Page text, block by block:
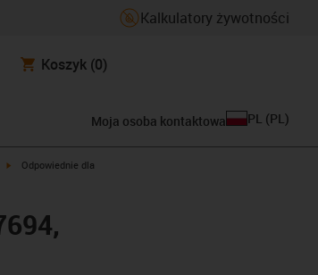
Kalkulatory żywotności
Koszyk (0)
Moja osoba kontaktowa PL (PL )
igus-icon-arrow-right
Odpowiednie dla